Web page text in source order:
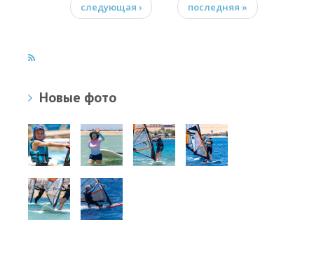
следующая ›
последняя »
Новые фото